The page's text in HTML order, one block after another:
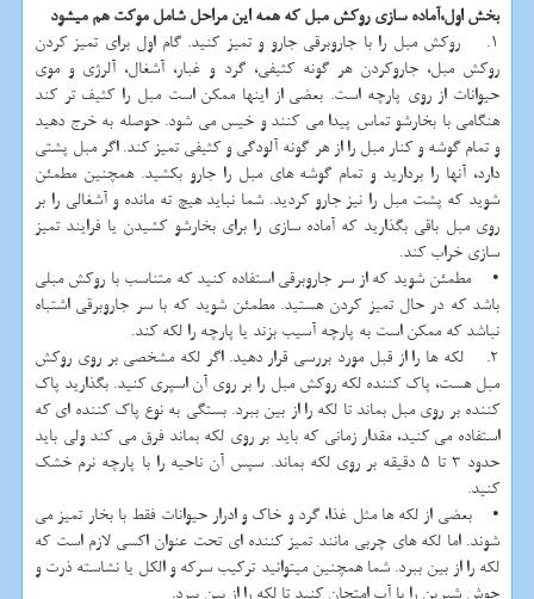
بخش اول،آماده سازی روکش مبل که همه این مراحل شامل موکت هم میشود
1. روکش مبل را با جاروبرقی جارو و تمیز کنید. گام اول برای تمیز کردن
روکش مبل، جاروکردن هر گونه کثیفی، گرد و غبار، آشغال، آلرژی و موی
حیوانات از روی پارچه است. بعضی از اینها ممکن است مبل را کثیف تر کند
هنگامی با بخارشو تماس پیدا می کنند و خیس می شود. حوصله به خرج دهید
و تمام گوشه و کنار مبل را از هر گونه آلودگی و کثیفی تمیز کند. اگر مبل پشتی
دارد، آنها را بردارید و تمام گوشه های مبل را جارو بکشید. همچنین مطمئن
شوید که پشت مبل را نیز جارو کردید. شما نباید هیچ ته مانده و آشغالی را بر
روی مبل باقی بگذارید که آماده سازی را برای بخارشو کشیدن یا فرایند تمیز
سازی خراب کند.
• مطمئن شوید که از سر جاروبرقی استفاده کنید که متناسب با روکش مبلی
باشد که در حال تمیز کردن هستید. مطمئن شوید که با سر جاروبرقی اشتباه
نباشد که ممکن است به پارچه آسیب بزند یا پارچه را لکه کند.
2. لکه ها را از قبل مورد بررسی قرار دهید. اگر لکه مشخصی بر روی روکش
مبل هست، پاک کننده لکه روکش مبل را بر روی آن اسپری کنید. بگذارید پاک
کننده بر روی مبل بماند تا لکه را از بین ببرد. بستگی به نوع پاک کننده ای که
استفاده می کنید، مقدار زمانی که باید بر روی لکه بماند فرق می کند ولی باید
حدود 3 تا 5 دقیقه بر روی لکه بماند. سپس آن ناحیه را با پارچه نرم خشک
کنید.
• بعضی از لکه ها مثل غذا، گرد و خاک و ادرار حیوانات فقط با بخار تمیز می
شوند. اما لکه های چربی مانند تمیز کننده ای تحت عنوان اکسی لازم است که
لکه را از بین ببرد. شما همچنین میتوانید ترکیب سرکه و الکل یا نشاسته ذرت و
جوش شیرین را با آب امتحان کنید تا لکه را از بین ببرد.